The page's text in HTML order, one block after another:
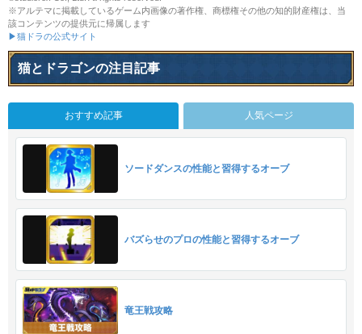
※アルテマに掲載しているゲーム内画像の著作権、商標権その他の知的財産権は、当
該コンテンツの提供元に帰属します
▶猫ドラの公式サイト
猫とドラゴンの注目記事
おすすめ記事 人気ページ
ソードダンスの性能と習得するオーブ
バズらせのプロの性能と習得するオーブ
竜王戦攻略